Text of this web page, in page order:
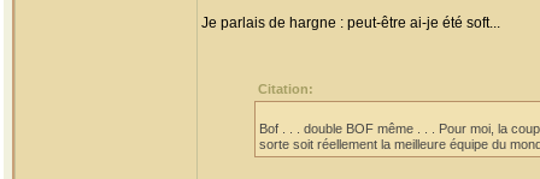
Je parlais de hargne : peut-être ai-je été soft...
Citation:
Bof . . . double BOF même . . . Pour moi, la
sorte soit réellement la meilleure équipe du